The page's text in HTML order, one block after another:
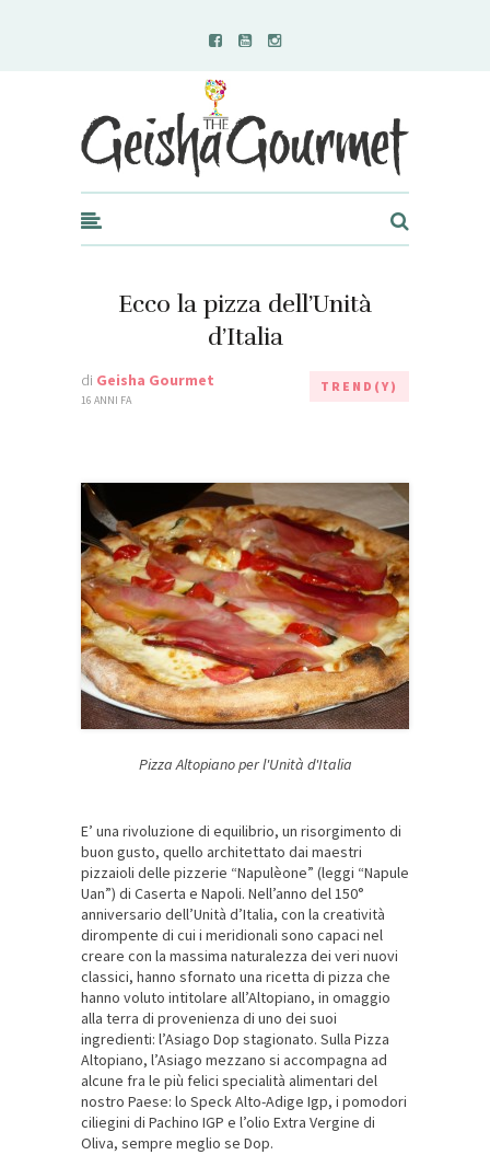
Geisha Gourmet
Ecco la pizza dell’Unità
d’Italia
di Geisha Gourmet
16 ANNI FA
TREND(Y)
Pizza Altopiano per l'Unità d'Italia
E’ una rivoluzione di equilibrio, un risorgimento di
buon gusto, quello architettato dai maestri
pizzaioli delle pizzerie “Napulèone” (leggi “Napule
Uan”) di Caserta e Napoli. Nell’anno del 150°
anniversario dell’Unità d’Italia, con la creatività
dirompente di cui i meridionali sono capaci nel
creare con la massima naturalezza dei veri nuovi
classici, hanno sfornato una ricetta di pizza che
hanno voluto intitolare all’Altopiano, in omaggio
alla terra di provenienza di uno dei suoi
ingredienti: l’Asiago Dop stagionato. Sulla Pizza
Altopiano, l’Asiago mezzano si accompagna ad
alcune fra le più felici specialità alimentari del
nostro Paese: lo Speck Alto-Adige Igp, i pomodori
ciliegini di Pachino IGP e l’olio Extra Vergine di
Oliva, sempre meglio se Dop.